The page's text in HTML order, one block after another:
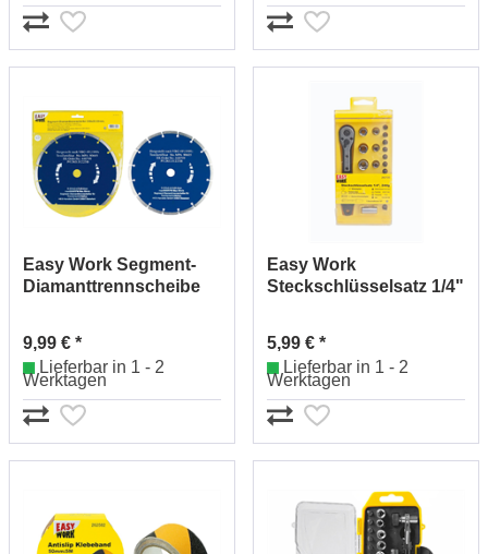
Easy Work Segment-
Diamanttrennscheibe
9,99 € *
Lieferbar in 1 - 2
Werktagen
Easy Work
Steckschlüsselsatz 1/4"
5,99 € *
Lieferbar in 1 - 2
Werktagen